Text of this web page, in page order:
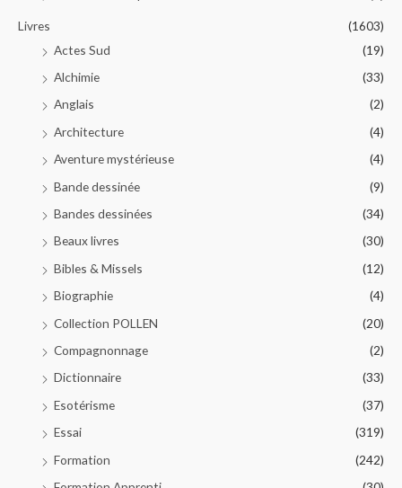
Livres
(1603)
Actes Sud
(19)
Alchimie
(33)
Anglais
(2)
Architecture
(4)
Aventure mystérieuse
(4)
Bande dessinée
(9)
Bandes dessinées
(34)
Beaux livres
(30)
Bibles & Missels
(12)
Biographie
(4)
Collection POLLEN
(20)
Compagnonnage
(2)
Dictionnaire
(33)
Esotérisme
(37)
Essai
(319)
Formation
(242)